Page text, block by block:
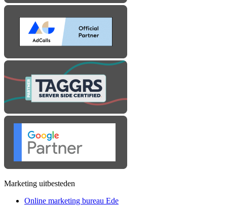
Marketing uitbesteden
Online marketing bureau Ede